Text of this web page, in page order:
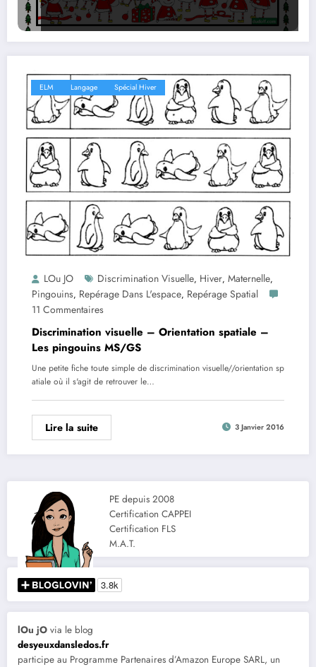
ELM Langage Spécial Hiver
LOu JO Discrimination Visuelle, Hiver, Maternelle,
Pingouins, Repérage Dans L'espace, Repérage Spatial
11 Commentaires
Discrimination visuelle – Orientation spatiale –
Les pingouins MS/GS
Une petite fiche toute simple de discrimination visuelle//orientation sp
atiale où il s'agit de retrouver le…
Lire la suite 3 Janvier 2016
PE depuis 2008
Certification CAPPEI
Certification FLS
M.A.T.
lOu jO via le blog
desyeuxdansledos.fr
participe au Programme Partenaires d’Amazon Europe SARL, un